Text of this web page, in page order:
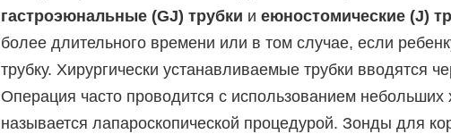
гастроэюнальные (GJ) трубки и еюностомические (J)
более длительного времени или в том случае, если
трубку. Хирургически устанавливаемые трубки вводятся
Операция часто проводится с использованием небольших
называется лапароскопической процедурой. Зонды для